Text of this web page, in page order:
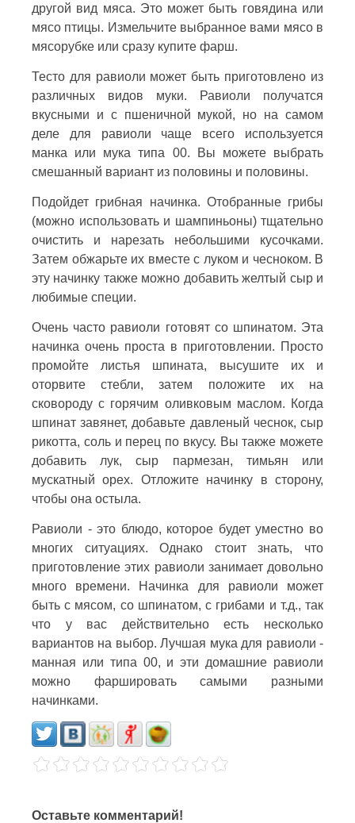
другой вид мяса. Это может быть говядина или
мясо птицы. Измельчите выбранное вами мясо в
мясорубке или сразу купите фарш.
Тесто для равиоли может быть приготовлено из
различных видов муки. Равиоли получатся
вкусными и с пшеничной мукой, но на самом
деле для равиоли чаще всего используется
манка или мука типа 00. Вы можете выбрать
смешанный вариант из половины и половины.
Подойдет грибная начинка. Отобранные грибы
(можно использовать и шампиньоны) тщательно
очистить и нарезать небольшими кусочками.
Затем обжарьте их вместе с луком и чесноком. В
эту начинку также можно добавить желтый сыр и
любимые специи.
Очень часто равиоли готовят со шпинатом. Эта
начинка очень проста в приготовлении. Просто
промойте листья шпината, высушите их и
оторвите стебли, затем положите их на
сковороду с горячим оливковым маслом. Когда
шпинат завянет, добавьте давленый чеснок, сыр
рикотта, соль и перец по вкусу. Вы также можете
добавить лук, сыр пармезан, тимьян или
мускатный орех. Отложите начинку в сторону,
чтобы она остыла.
Равиоли - это блюдо, которое будет уместно во
многих ситуациях. Однако стоит знать, что
приготовление этих равиоли занимает довольно
много времени. Начинка для равиоли может
быть с мясом, со шпинатом, с грибами и т.д., так
что у вас действительно есть несколько
вариантов на выбор. Лучшая мука для равиоли -
манная или типа 00, и эти домашние равиоли
можно фаршировать самыми разными
начинками.
Оставьте комментарий!